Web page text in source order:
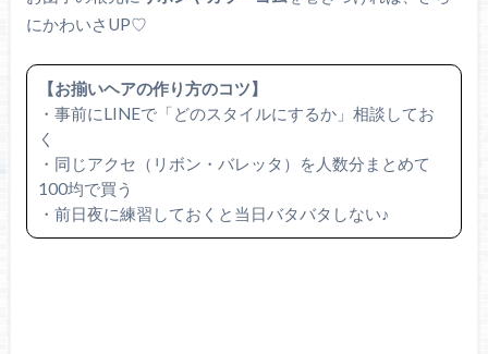
にかわいさUP♡
【お揃いヘアの作り方のコツ】
・事前にLINEで「どのスタイルにするか」相談してお
く
・同じアクセ（リボン・バレッタ）を人数分まとめて
100均で買う
・前日夜に練習しておくと当日バタバタしない♪